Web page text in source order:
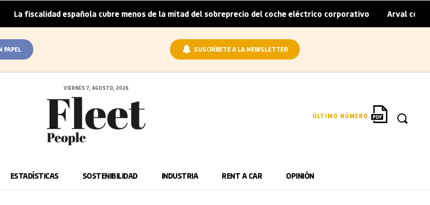
española cubre menos de la mitad del sobreprecio del coche eléctrico corporativo | Arval convierte en
PAPEL SUSCRÍBETE A LA NEWSLETTER
VIERNES 7, AGOSTO, 2026
ÚLTIMO NÚMERO
ESTADÍSTICAS SOSTENIBILIDAD INDUSTRIA RENT A CAR OPINIÓN